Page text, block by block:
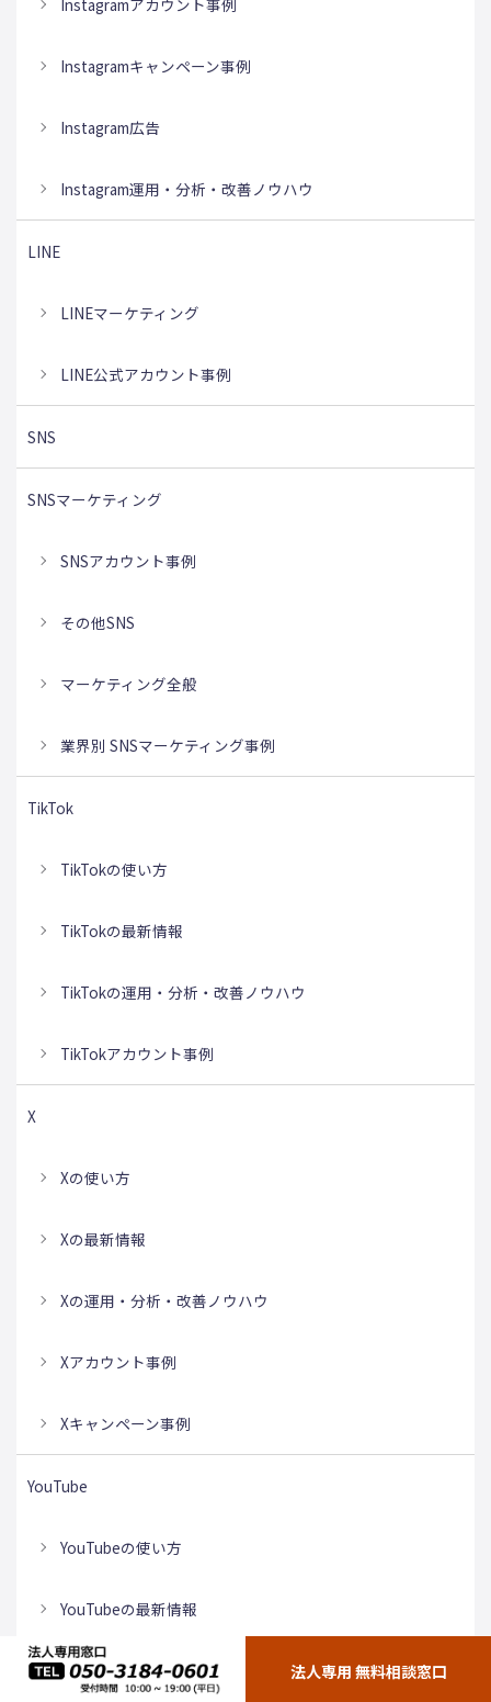
Instagramキャンペーン事例
Instagram広告
Instagram運用・分析・改善ノウハウ
LINE
LINEマーケティング
LINE公式アカウント事例
SNS
SNSマーケティング
SNSアカウント事例
その他SNS
マーケティング全般
業界別 SNSマーケティング事例
TikTok
TikTokの使い方
TikTokの最新情報
TikTokの運用・分析・改善ノウハウ
TikTokアカウント事例
X
Xの使い方
Xの最新情報
Xの運用・分析・改善ノウハウ
Xアカウント事例
Xキャンペーン事例
YouTube
YouTubeの使い方
YouTubeの最新情報
YouTube企業チャンネル事例 法人専用 無料相談窓口